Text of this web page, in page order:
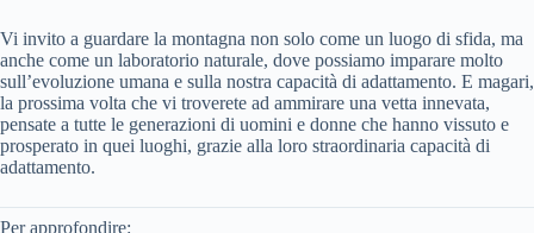
Vi invito a guardare la montagna non solo come un luogo di sfida, ma
anche come un laboratorio naturale, dove possiamo imparare molto
sull’evoluzione umana e sulla nostra capacità di adattamento. E magari,
la prossima volta che vi troverete ad ammirare una vetta innevata,
pensate a tutte le generazioni di uomini e donne che hanno vissuto e
prosperato in quei luoghi, grazie alla loro straordinaria capacità di
adattamento.
Per approfondire: